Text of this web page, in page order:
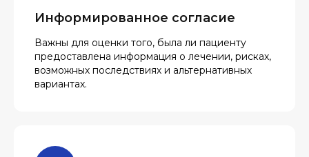
Информированное согласие
Важны для оценки того, была ли пациенту
предоставлена информация о лечении, рисках,
возможных последствиях и альтернативных
вариантах.